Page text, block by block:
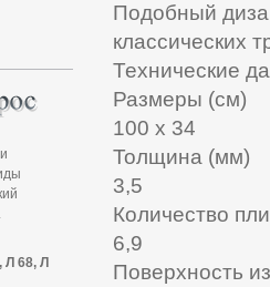
Подобный
классических
Технические
Размеры (см)
100 x 34
Толщина (мм)
3,5
Количество
6,9
Поверхность
Л 68, Л